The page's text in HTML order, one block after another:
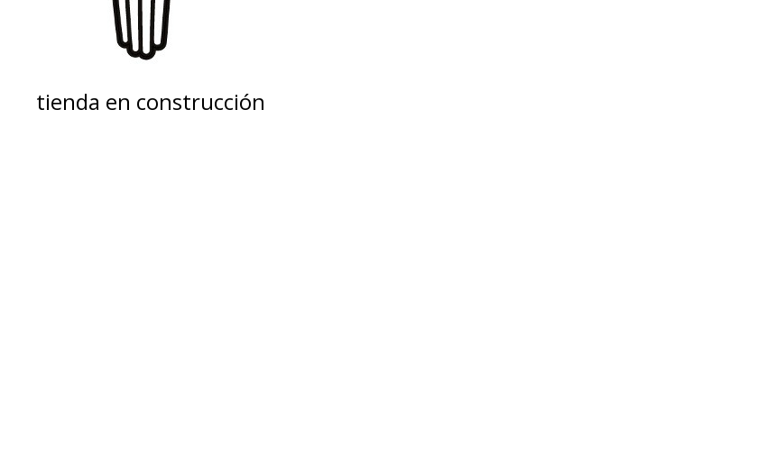
tienda en construcción